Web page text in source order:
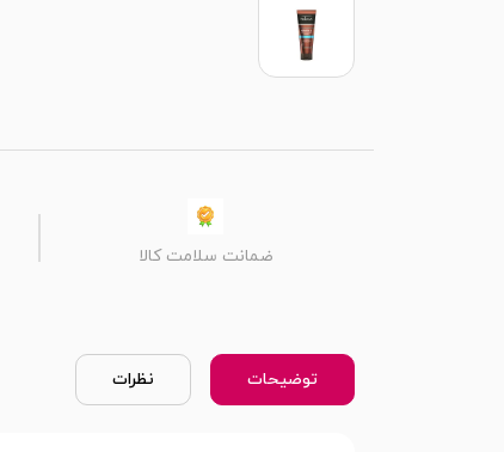
ضمانت سلامت کالا
توضیحات نظرات